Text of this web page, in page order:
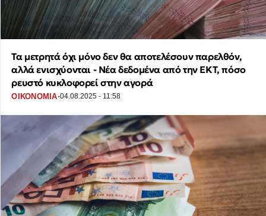
Τα μετρητά όχι μόνο δεν θα αποτελέσουν παρελθόν,
αλλά ενισχύονται - Νέα δεδομένα από την ΕΚΤ, πόσο
ρευστό κυκλοφορεί στην αγορά
ΟΙΚΟΝΟΜΙΑ·04.08.2025 - 11:58